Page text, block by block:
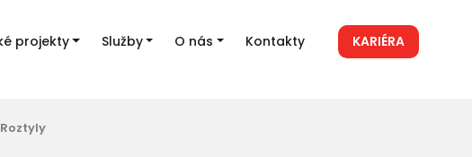
projekty Služby O nás Kontakty KARIÉRA